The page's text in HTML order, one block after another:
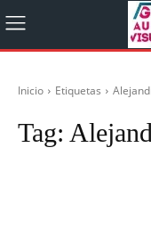
Inicio Etiquetas
Tag: